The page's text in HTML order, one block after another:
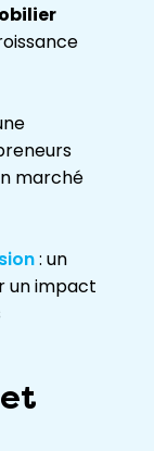
marché
: un
un impact